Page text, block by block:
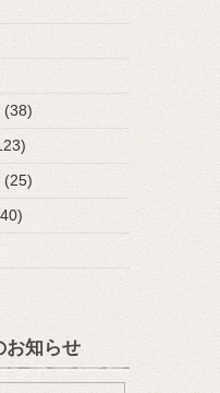
(38)
(25)
お知らせ